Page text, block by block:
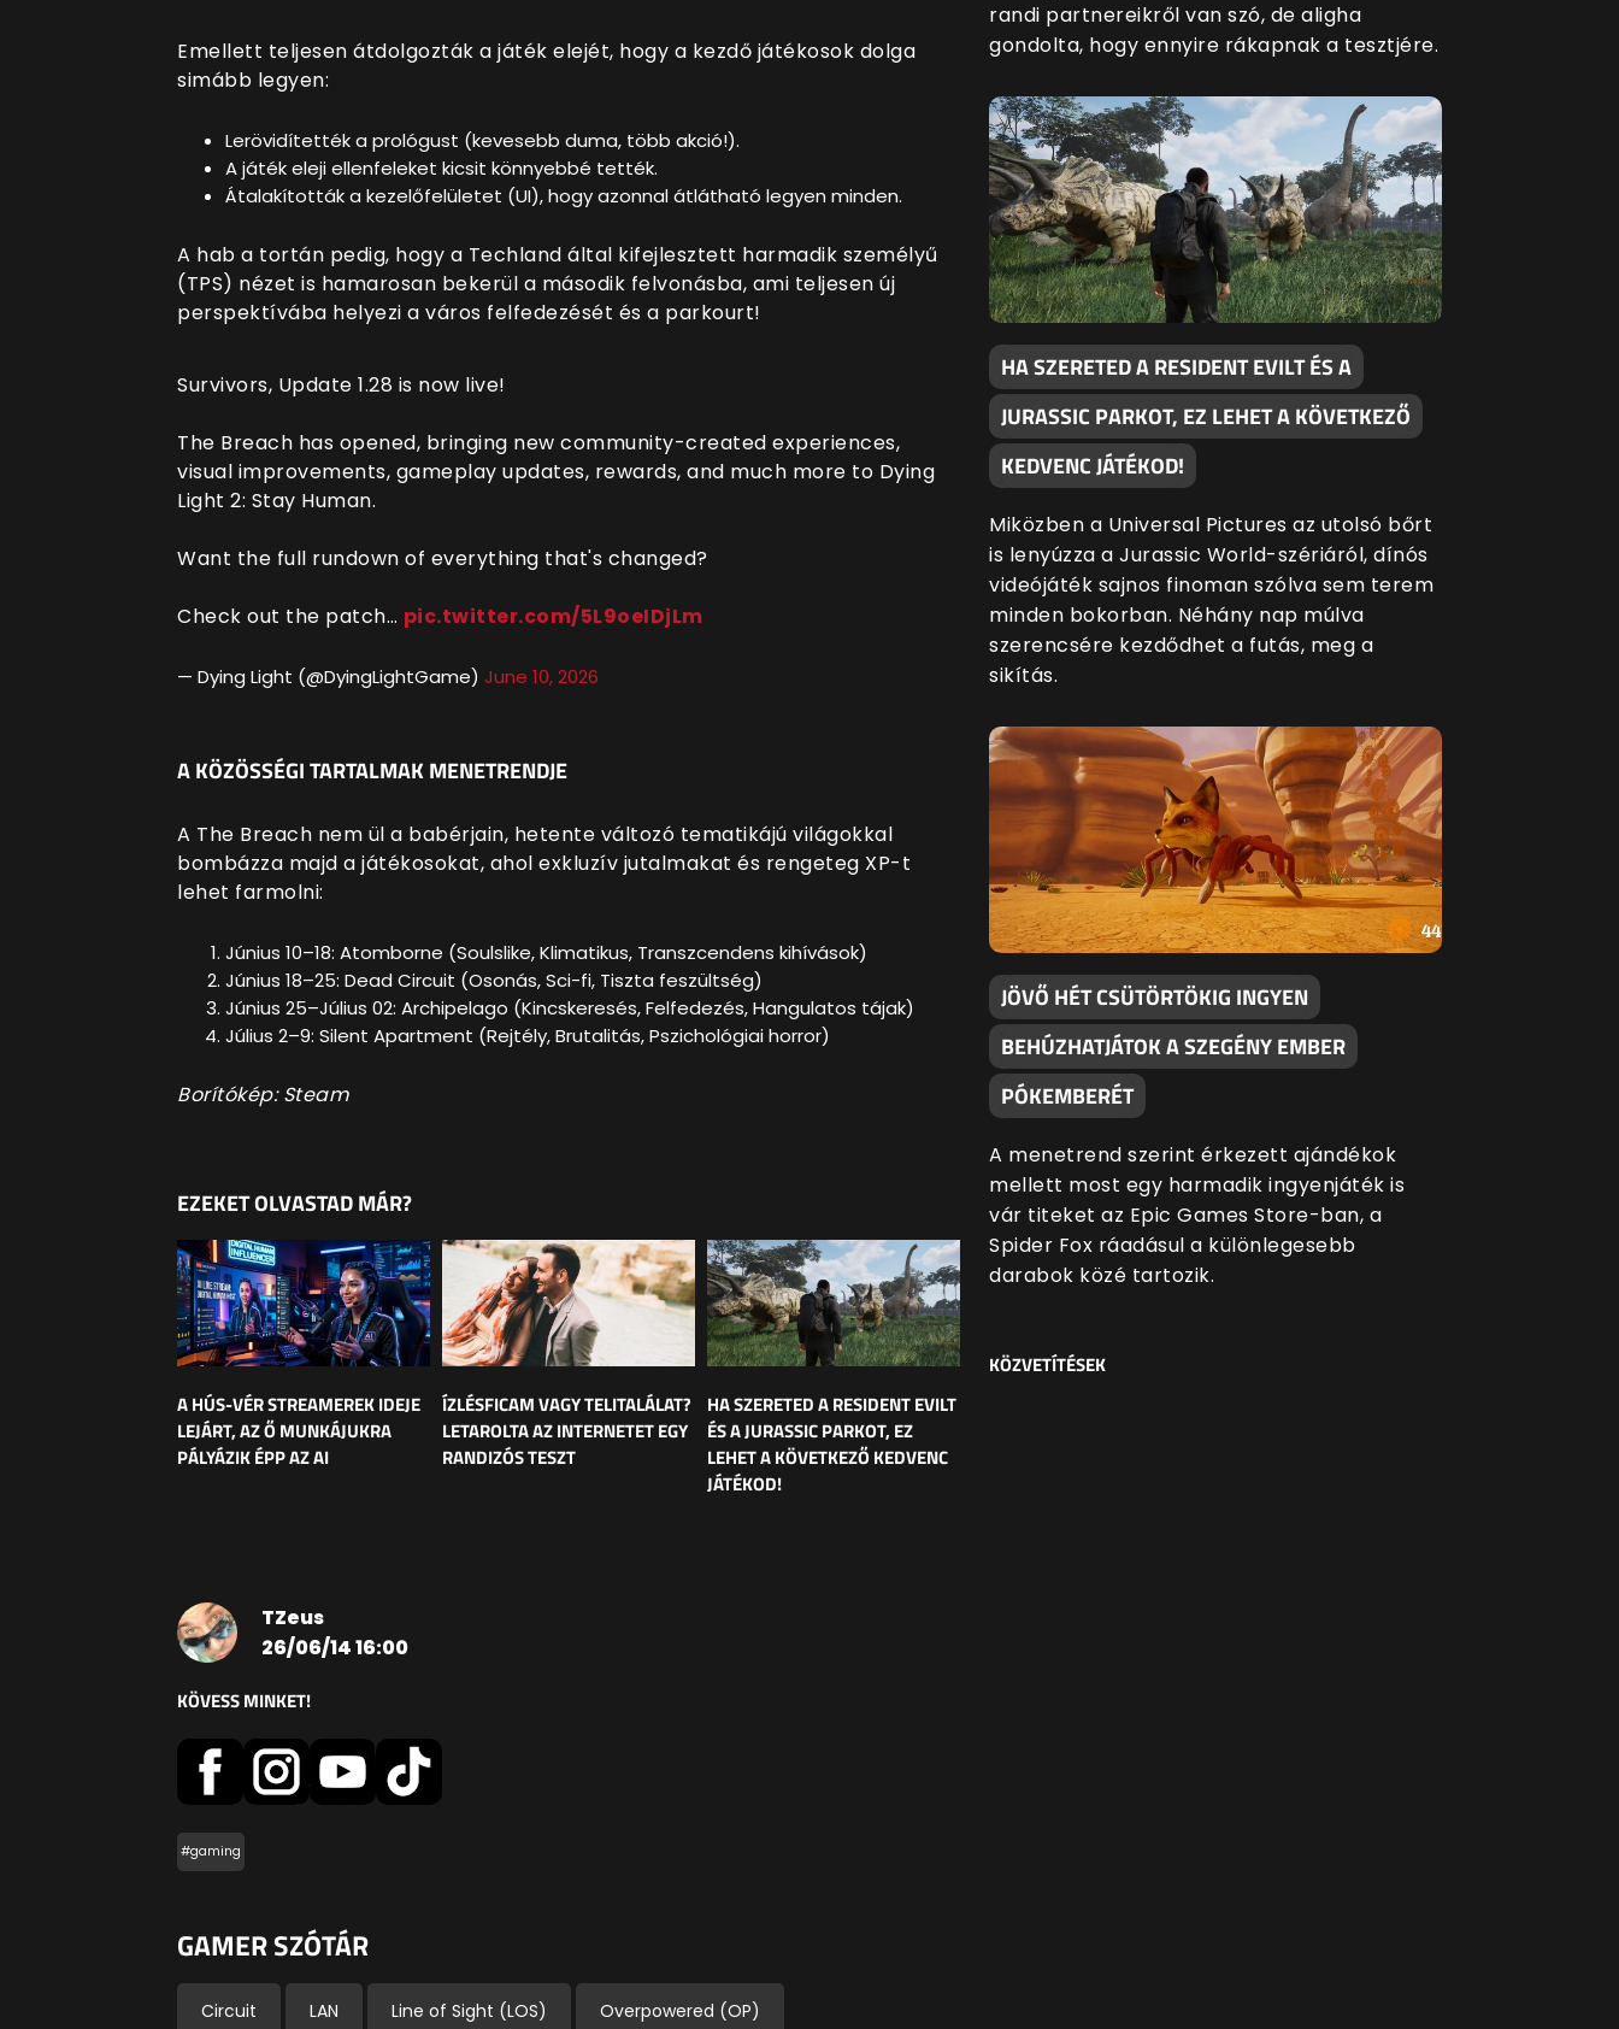
Emellett teljesen átdolgozták a játék elejét, hogy a kezdő játékosok dolga
simább legyen:
Lerövidítették a prológust (kevesebb duma, több akció!).
A játék eleji ellenfeleket kicsit könnyebbé tették.
Átalakították a kezelőfelületet (UI), hogy azonnal átlátható legyen minden.
A hab a tortán pedig, hogy a Techland által kifejlesztett harmadik személyű
(TPS) nézet is hamarosan bekerül a második felvonásba, ami teljesen új
perspektívába helyezi a város felfedezését és a parkourt!
Survivors, Update 1.28 is now live!
The Breach has opened, bringing new community-created experiences,
visual improvements, gameplay updates, rewards, and much more to Dying
Light 2: Stay Human.
Want the full rundown of everything that's changed?
Check out the patch… pic.twitter.com/5L9oeIDjLm
— Dying Light (@DyingLightGame) June 10, 2026
A KÖZÖSSÉGI TARTALMAK MENETRENDJE
A The Breach nem ül a babérjain, hetente változó tematikájú világokkal
bombázza majd a játékosokat, ahol exkluzív jutalmakat és rengeteg XP-t
lehet farmolni:
Június 10–18: Atomborne (Soulslike, Klimatikus, Transzcendens kihívások)
Június 18–25: Dead Circuit (Osonás, Sci-fi, Tiszta feszültség)
Június 25–Július 02: Archipelago (Kincskeresés, Felfedezés, Hangulatos tájak)
Július 2–9: Silent Apartment (Rejtély, Brutalitás, Pszichológiai horror)
Borítókép: Steam
EZEKET OLVASTAD MÁR?
A HÚS-VÉR STREAMEREK IDEJE
LEJÁRT, AZ Ő MUNKÁJUKRA
PÁLYÁZIK ÉPP AZ AI
ÍZLÉSFICAM VAGY TELITALÁLAT?
LETAROLTA AZ INTERNETET EGY
RANDIZÓS TESZT
HA SZERETED A RESIDENT EVILT
ÉS A JURASSIC PARKOT, EZ
LEHET A KÖVETKEZŐ KEDVENC
JÁTÉKOD!
TZeus
26/06/14 16:00
KÖVESS MINKET!
#gaming
GAMER SZÓTÁR
Circuit LAN Line of Sight (LOS) Overpowered (OP)
randi partnereikről van szó, de aligha
gondolta, hogy ennyire rákapnak a tesztjére.
HA SZERETED A RESIDENT EVILT ÉS A
JURASSIC PARKOT, EZ LEHET A KÖVETKEZŐ
KEDVENC JÁTÉKOD!
Miközben a Universal Pictures az utolsó bőrt
is lenyúzza a Jurassic World-szériáról, dínós
videójáték sajnos finoman szólva sem terem
minden bokorban. Néhány nap múlva
szerencsére kezdődhet a futás, meg a
sikítás.
JÖVŐ HÉT CSÜTÖRTÖKIG INGYEN
BEHÚZHATJÁTOK A SZEGÉNY EMBER
PÓKEMBERÉT
A menetrend szerint érkezett ajándékok
mellett most egy harmadik ingyenjáték is
vár titeket az Epic Games Store-ban, a
Spider Fox ráadásul a különlegesebb
darabok közé tartozik.
KÖZVETÍTÉSEK